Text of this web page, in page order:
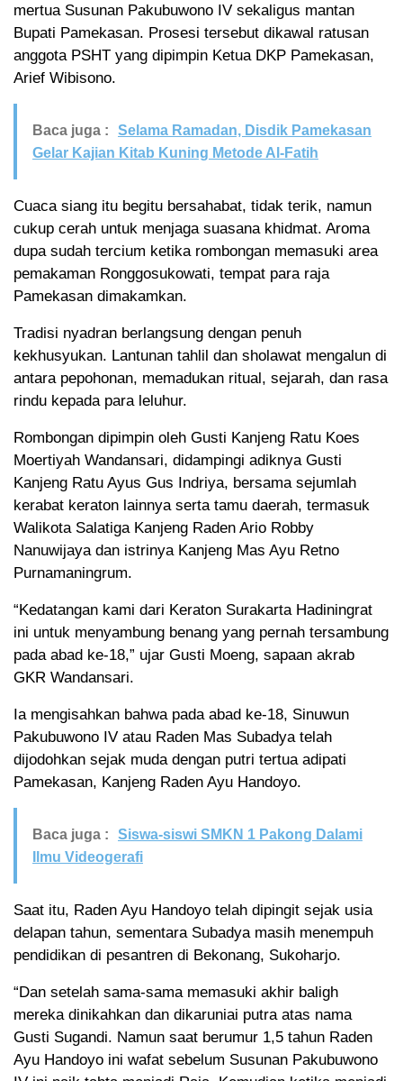
mertua Susunan Pakubuwono IV sekaligus mantan
Bupati Pamekasan. Prosesi tersebut dikawal ratusan
anggota PSHT yang dipimpin Ketua DKP Pamekasan,
Arief Wibisono.
Baca juga :
Selama Ramadan, Disdik Pamekasan
Gelar Kajian Kitab Kuning Metode Al-Fatih
Cuaca siang itu begitu bersahabat, tidak terik, namun
cukup cerah untuk menjaga suasana khidmat. Aroma
dupa sudah tercium ketika rombongan memasuki area
pemakaman Ronggosukowati, tempat para raja
Pamekasan dimakamkan.
Tradisi nyadran berlangsung dengan penuh
kekhusyukan. Lantunan tahlil dan sholawat mengalun di
antara pepohonan, memadukan ritual, sejarah, dan rasa
rindu kepada para leluhur.
Rombongan dipimpin oleh Gusti Kanjeng Ratu Koes
Moertiyah Wandansari, didampingi adiknya Gusti
Kanjeng Ratu Ayus Gus Indriya, bersama sejumlah
kerabat keraton lainnya serta tamu daerah, termasuk
Walikota Salatiga Kanjeng Raden Ario Robby
Nanuwijaya dan istrinya Kanjeng Mas Ayu Retno
Purnamaningrum.
“Kedatangan kami dari Keraton Surakarta Hadiningrat
ini untuk menyambung benang yang pernah tersambung
pada abad ke-18,” ujar Gusti Moeng, sapaan akrab
GKR Wandansari.
Ia mengisahkan bahwa pada abad ke-18, Sinuwun
Pakubuwono IV atau Raden Mas Subadya telah
dijodohkan sejak muda dengan putri tertua adipati
Pamekasan, Kanjeng Raden Ayu Handoyo.
Baca juga :
Siswa-siswi SMKN 1 Pakong Dalami
Ilmu Videogerafi
Saat itu, Raden Ayu Handoyo telah dipingit sejak usia
delapan tahun, sementara Subadya masih menempuh
pendidikan di pesantren di Bekonang, Sukoharjo.
“Dan setelah sama-sama memasuki akhir baligh
mereka dinikahkan dan dikaruniai putra atas nama
Gusti Sugandi. Namun saat berumur 1,5 tahun Raden
Ayu Handoyo ini wafat sebelum Susunan Pakubuwono